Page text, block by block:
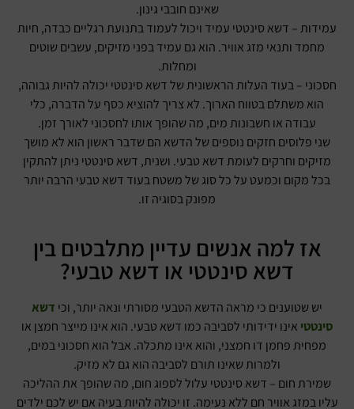
שאינם חובבי גינון.
עמידות – דשא סינטטי עמיד ויכול לעמוד בתנועת רגליים כבדה, חיות
מחמד ותנאי מזג אוויר. הוא גם עמיד בפני מזיקים, עשבים שוטים
ומחלות.
חסכוני – בעוד העלות הראשונית של דשא סינטטי יכולה להיות גבוהה,
הוא משתלם בטווח הארוך. לא צריך להוציא כסף על הדברה, כלי
עבודה או חשבונות מים, מה שהופך אותו לחסכוני לאורך זמן.
שני פלוסים חזקים נוספים של הדשא הם שדבר ראשון הוא לא מושך
מזיקים וחרקים לעומת דשא טבעי. ושנית, דשא סינטטי ניתן להתקין
בכל מקום וכמעט על כל סוג של משטח בעוד דשא טבעי הרבה יותר
מפונק בסוגיה זו.
אז למה אנשים עדיין מתלבטים בין
דשא סינטטי או דשא טבעי?
יש שטוענים כי מראה הדשא הטבעי מסורתי ונאה יותר, וכי דשא
סינטטי אינו ידידותי לסביבה כמו דשא טבעי. הוא אינו מייצר חמצן או
מפחית פחמן דו חמצני, והוא אינו מתכלה. אבל הוא חסכוני במים,
ולמרות שאינו תורם לסביבה הוא גם לא מזיק.
שמירת חום – דשא סינטטי עלול לספוג חום, מה שהופך את ההליכה
עליו במזג אוויר חם ללא נעימה. זו יכולה להיות בעיה אם יש לכם ילדים